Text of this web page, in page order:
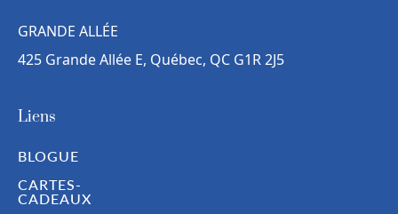
GRANDE ALLÉE
425 Grande Allée E, Québec, QC G1R 2J5
Liens
BLOGUE
CARTES-
CADEAUX